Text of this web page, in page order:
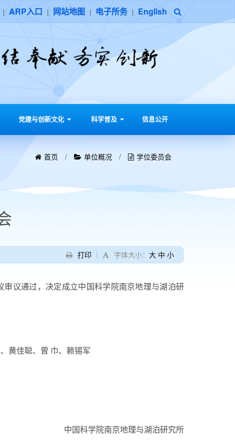
| ARP入口 | 网站地图 | 电子所务 | English
党建与创新文化 科学普及 信息公开
首页 / 单位概况 / 学位委员会
打印 ｜ 字体大小： 大 中 小
议通过，决定成立中国科学院南京地理与湖泊研
佳聪、曾 巾、赖锡军
中国科学院南京地理与湖泊研究所